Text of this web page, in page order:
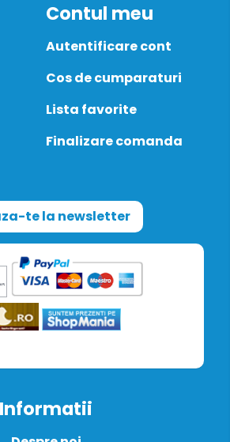
Contul meu
Autentificare cont
Cos de cumparaturi
Lista favorite
Finalizare comanda
te la newsletter
Informatii